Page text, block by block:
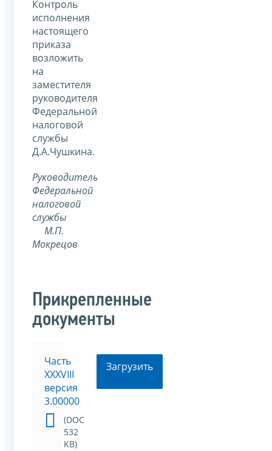
Контроль
исполнения
настоящего
приказа
возложить
на
заместителя
руководителя
Федеральной
налоговой
службы
Д.А.Чушкина.
Руководитель
Федеральной
налоговой
службы
М.П.
Мокрецов
Прикрепленные
документы
Часть
XXXVIII
версия
3.00000
(DOC
532
KB)
Загрузить